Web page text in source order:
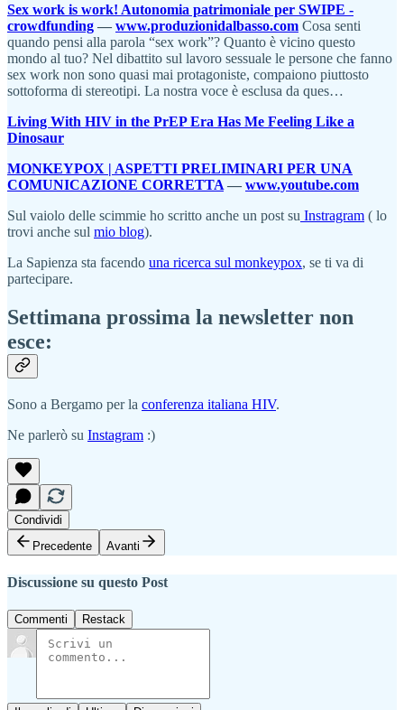
Sex work is work! Autonomia patrimoniale per SWIPE -
crowdfunding — www.produzionidalbasso.com Cosa senti
quando pensi alla parola “sex work”? Quanto è vicino questo
mondo al tuo? Nel dibattito sul lavoro sessuale le persone che fanno
sex work non sono quasi mai protagoniste, compaiono piuttosto
sottoforma di stereotipi. La nostra voce è esclusa da ques…
Living With HIV in the PrEP Era Has Me Feeling Like a
Dinosaur
MONKEYPOX | ASPETTI PRELIMINARI PER UNA
COMUNICAZIONE CORRETTA — www.youtube.com
Sul vaiolo delle scimmie ho scritto anche un post su Instragram ( lo
trovi anche sul mio blog).
La Sapienza sta facendo una ricerca sul monkeypox, se ti va di
partecipare.
Settimana prossima la newsletter non
esce:
Sono a Bergamo per la conferenza italiana HIV.
Ne parlerò su Instagram :)
Condividi
Precedente
Avanti
Discussione su questo Post
Commenti Restack